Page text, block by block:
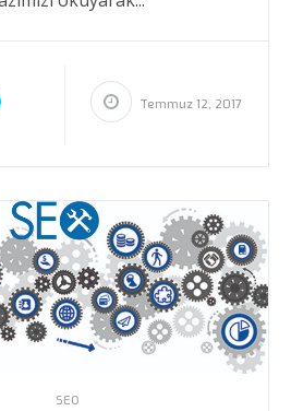
Temmuz 12, 2017
SEO